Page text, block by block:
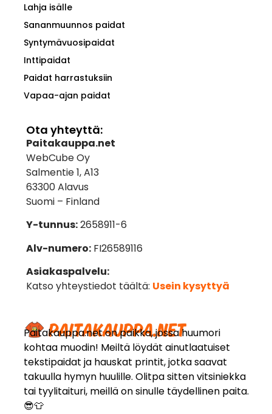
Paitakauppa.net on paikka, jossa huumori
kohtaa muodin! Meiltä löydät ainutlaatuiset
tekstipaidat ja hauskat printit, jotka saavat
takuulla hymyn huulille. Olitpa sitten vitsiniekka
tai tyylitaituri, meillä on sinulle täydellinen paita.
😎👕
Lahja isälle
Sananmuunnos paidat
Syntymävuosipaidat
Inttipaidat
Paidat harrastuksiin
Vapaa-ajan paidat
Ota yhteyttä:
Paitakauppa.net
WebCube Oy
Salmentie 1, A13
63300 Alavus
Suomi – Finland
Y-tunnus:2658911-6
Alv-numero:FI26589116
Asiakaspalvelu:
Katso yhteystiedot täältä: Usein kysyttyä